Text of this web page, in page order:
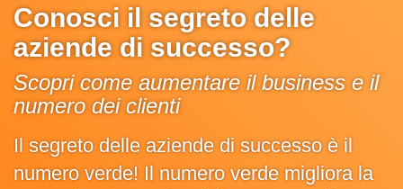
Conosci il segreto delle
aziende di successo?
Scopri come aumentare il business e il
numero dei clienti
Il segreto delle aziende di successo è il
numero verde! Il numero verde migliora la